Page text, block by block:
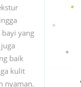
yang
baik
kulit
nyaman.